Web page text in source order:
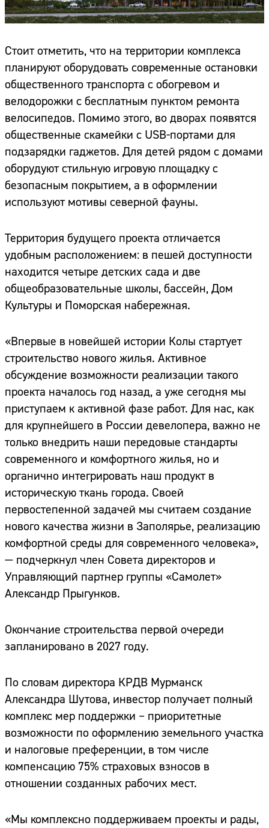
Стоит отметить, что на территории комплекса
планируют оборудовать современные остановки
общественного транспорта с обогревом и
велодорожки с бесплатным пунктом ремонта
велосипедов. Помимо этого, во дворах появятся
общественные скамейки с USB-портами для
подзарядки гаджетов. Для детей рядом с домами
оборудуют стильную игровую площадку с
безопасным покрытием, а в оформлении
используют мотивы северной фауны.
Территория будущего проекта отличается
удобным расположением: в пешей доступности
находится четыре детских сада и две
общеобразовательные школы, бассейн, Дом
Культуры и Поморская набережная.
«Впервые в новейшей истории Колы стартует
строительство нового жилья. Активное
обсуждение возможности реализации такого
проекта началось год назад, а уже сегодня мы
приступаем к активной фазе работ. Для нас, как
для крупнейшего в России девелопера, важно не
только внедрить наши передовые стандарты
современного и комфортного жилья, но и
органично интегрировать наш продукт в
историческую ткань города. Своей
первостепенной задачей мы считаем создание
нового качества жизни в Заполярье, реализацию
комфортной среды для современного человека»,
— подчеркнул член Совета директоров и
Управляющий партнер группы «Самолет»
Александр Прыгунков.
Окончание строительства первой очереди
запланировано в 2027 году.
По словам директора КРДВ Мурманск
Александра Шутова, инвестор получает полный
комплекс мер поддержки – приоритетные
возможности по оформлению земельного участка
и налоговые преференции, в том числе
компенсацию 75% страховых взносов в
отношении созданных рабочих мест.
«Мы комплексно поддерживаем проекты и рады,